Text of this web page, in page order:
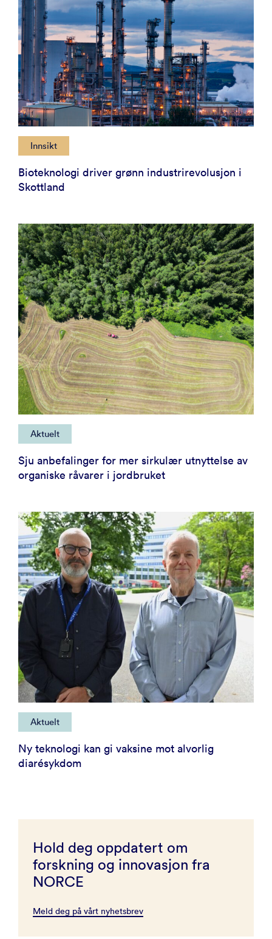
Innsikt
Bioteknologi driver grønn industrirevolusjon i
Skottland
Aktuelt
Sju anbefalinger for mer sirkulær utnyttelse av
organiske råvarer i jordbruket
Aktuelt
Ny teknologi kan gi vaksine mot alvorlig
diarésykdom
Hold deg oppdatert om
forskning og innovasjon fra
NORCE
Meld deg på vårt nyhetsbrev